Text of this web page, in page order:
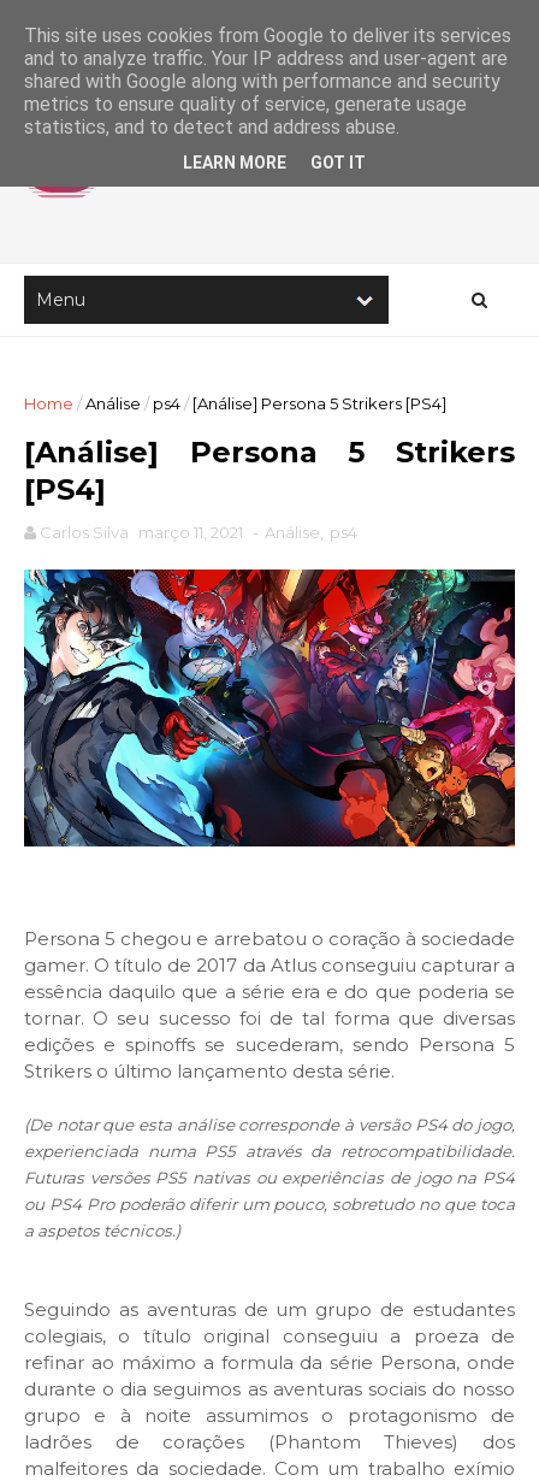
Home /Análise / ps4/ [Análise] Persona 5 Strikers [PS4]
[Análise] Persona 5 Strikers
[PS4]
Carlos Silva março 11, 2021 - Análise ps4
Persona 5 chegou e arrebatou o coração à sociedade
gamer. O título de 2017 da Atlus conseguiu capturar a
essência daquilo que a série era e do que poderia se
tornar. O seu sucesso foi de tal forma que diversas
edições e spinoffs se sucederam, sendo Persona 5
Strikers o último lançamento desta série.
(De notar que esta análise corresponde à versão PS4 do jogo,
experienciada numa PS5 através da retrocompatibilidade.
Futuras versões PS5 nativas ou experiências de jogo na PS4
ou PS4 Pro poderão diferir um pouco, sobretudo no que toca
a aspetos técnicos.)
Seguindo as aventuras de um grupo de estudantes
colegiais, o título original conseguiu a proeza de
refinar ao máximo a formula da série Persona, onde
durante o dia seguimos as aventuras sociais do nosso
grupo e à noite assumimos o protagonismo de
ladrões de corações (Phantom Thieves) dos
malfeitores da sociedade. Com um trabalho exímio
This site uses cookies from Google to deliver its services
and to analyze traffic. Your IP address and user-agent are
shared with Google along with performance and security
metrics to ensure quality of service, generate usage
statistics, and to detect and address abuse.
LEARN MORE GOT IT